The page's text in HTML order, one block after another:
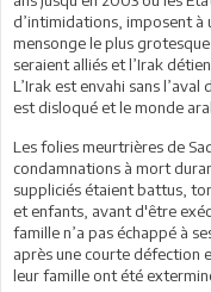
d’intimidations, imposent à
mensonge le plus
seraient alliés et l’Irak
L’Irak est envahi sans
est disloqué et le monde
Les folies meurtrières de
condamnations à mort
suppliciés étaient battus,
et enfants, avant d'être
famille n’a pas échappé à
après une courte défection
leur famille ont été